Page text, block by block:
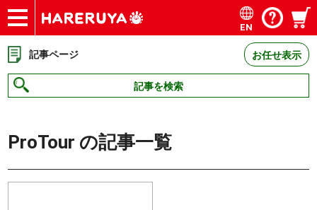
ショップ
買取
記事
デッキ検索
デッキ構築
選手一覧
店舗一覧
イベント
お問い合わせ
EN
記事ページ お任せ表示
記事を検索
ProTour の記事一覧